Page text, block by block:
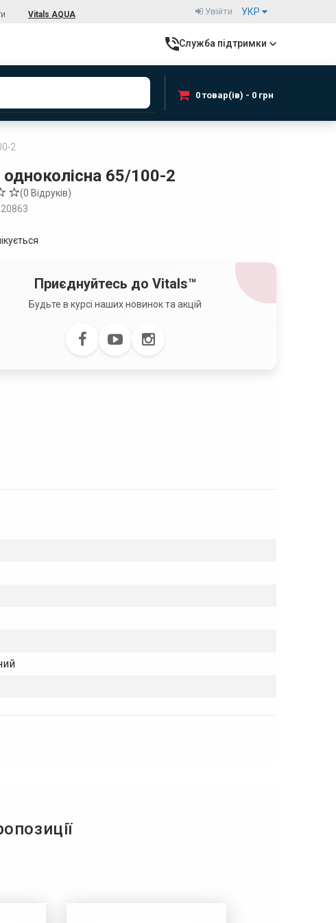
Vitals AQUA УКР
Увійти
Служба підтримки
0 товар(ів) - 0 грн
2
одноколісна 65/100-2
(0 Відруків)
Приєднуйтесь до Vitals™
Будьте в курсі наших новинок та акцій